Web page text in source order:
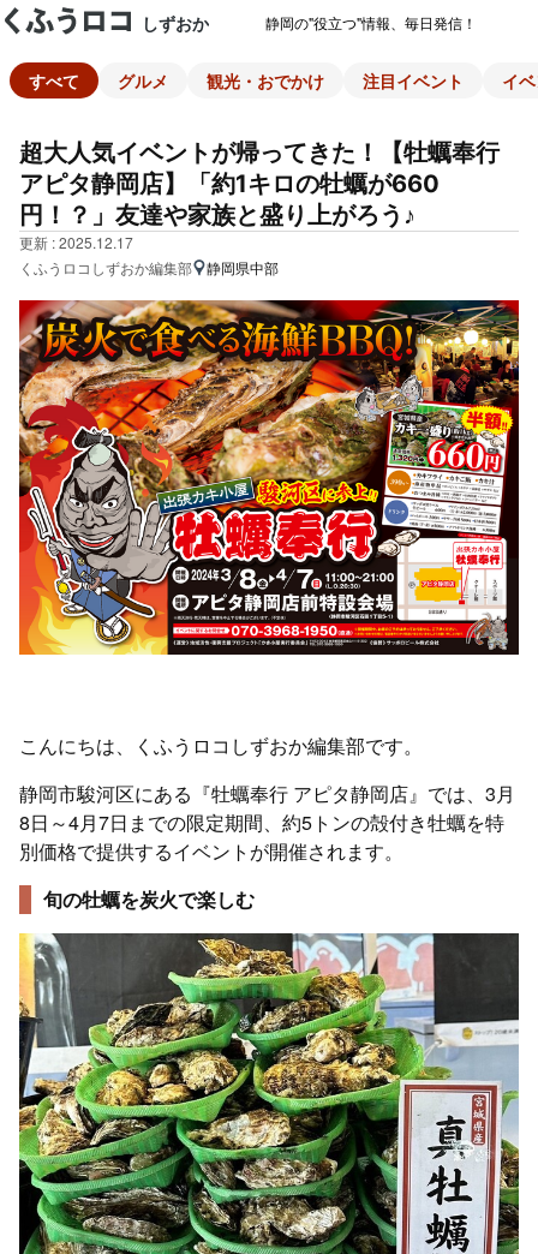
しずおか 静岡の"役立つ"情報、毎日発信！
すべて グルメ 観光・おでかけ 注目イベント イ
超大人気イベントが帰ってきた！【牡蠣奉行
アピタ静岡店】「約1キロの牡蠣が660
円！？」友達や家族と盛り上がろう♪
更新 : 2025.12.17
くふうロコしずおか編集部
静岡県中部
こんにちは、くふうロコしずおか編集部です。
静岡市駿河区にある『牡蠣奉行 アピタ静岡店』では、3月
8日～4月7日までの限定期間、約5トンの殻付き牡蠣を特
別価格で提供するイベントが開催されます。
旬の牡蠣を炭火で楽しむ